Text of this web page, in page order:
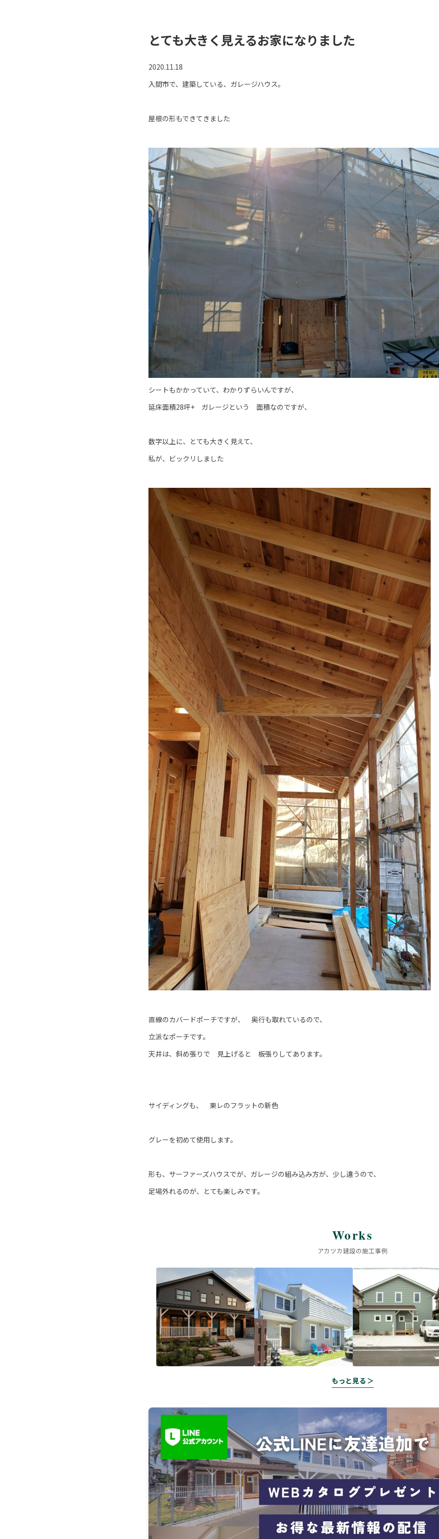
とても大きく見えるお家になりました
2020.11.18
入間市で、建築している、ガレージハウス。
屋根の形もできてきました
シートもかかっていて、わかりずらいんですが、
延床面積28坪+ ガレージという 面積なのですが、
数字以上に、とても大きく見えて、
私が、ビックリしました
直線のカバードポーチですが、 奥行も取れているので、
立派なポーチです。
天井は、斜め張りで 見上げると 板張りしてあります。
サイディングも、 東レのフラットの新色
グレーを初めて使用します。
形も、サーファーズハウスでが、ガレージの組み込み方が、少し違うので、
足場外れるのが、とても楽しみです。
Works
アカツカ建設の施工事例
もっと見る ＞